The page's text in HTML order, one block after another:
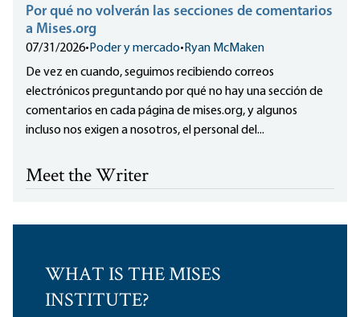
Por qué no volverán las secciones de comentarios
a Mises.org
07/31/2026•Poder y mercado•Ryan McMaken
De vez en cuando, seguimos recibiendo correos
electrónicos preguntando por qué no hay una sección de
comentarios en cada página de mises.org, y algunos
incluso nos exigen a nosotros, el personal del...
Meet the Writer
WHAT IS THE MISES
INSTITUTE?